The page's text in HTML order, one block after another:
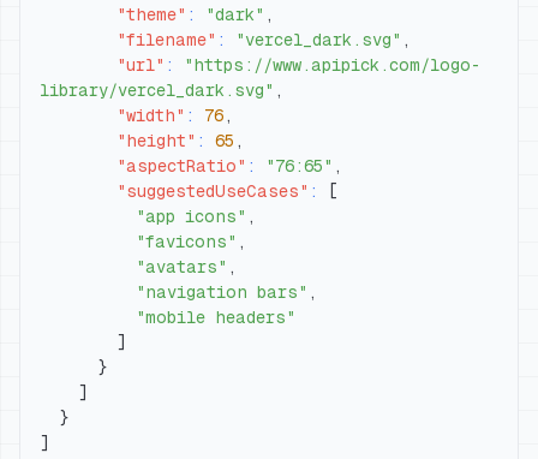
"theme" : "dark" ,
"filename" : "vercel_dark.svg" ,
"url" :
"https://www.apipick.com/logo-
library/vercel_dark.svg" ,
"width" : 76 ,
"height" : 65 ,
"aspectRatio" : "76:65" ,
"suggestedUseCases" :
[
"app icons" ,
"favicons" ,
"avatars" ,
"navigation bars" ,
"mobile headers"
]
}
]
}
]